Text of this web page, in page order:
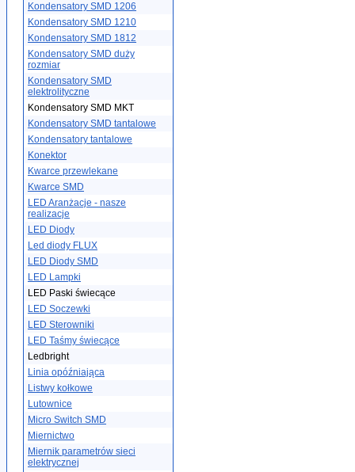
Kondensatory SMD 1206
Kondensatory SMD 1210
Kondensatory SMD 1812
Kondensatory SMD duży
rozmiar
Kondensatory SMD
elektrolityczne
Kondensatory SMD MKT
Kondensatory SMD tantalowe
Kondensatory tantalowe
Konektor
Kwarce przewlekane
Kwarce SMD
LED Aranżacje - nasze
realizacje
LED Diody
Led diody FLUX
LED Diody SMD
LED Lampki
LED Paski świecące
LED Soczewki
LED Sterowniki
LED Taśmy świecące
Ledbright
Linia opóźniająca
Listwy kołkowe
Lutownice
Micro Switch SMD
Miernictwo
Miernik parametrów sieci
elektrycznej